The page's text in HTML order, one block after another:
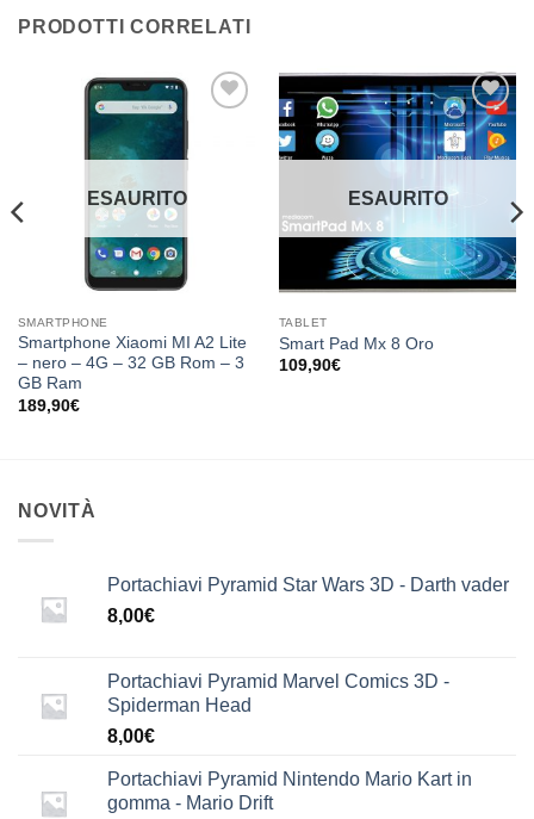
PRODOTTI CORRELATI
Aggiungi
ESAURITO
SMARTPHONE
Smartphone Xiaomi MI A2 Lite
– nero – 4G – 32 GB Rom – 3
GB Ram
189,90€
Aggiungi
alla lista
dei
ESAURITO
TABLET
Smart Pad Mx 8 Oro
109,90€
NOVITÀ
Portachiavi Pyramid Star Wars 3D - Darth vader
8,00€
Portachiavi Pyramid Marvel Comics 3D -
Spiderman Head
8,00€
Portachiavi Pyramid Nintendo Mario Kart in
gomma - Mario Drift